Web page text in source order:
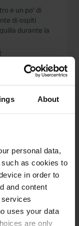
About
personal data,
as cookies to
in order to
and content
uses your data
are only
e un po' di
di ospiti
durante la
più di un anno fa
ottimi servizi,
inverno c'è
di corrente.
—più di 2 anni fa
era chiuso. Il
erano ancora